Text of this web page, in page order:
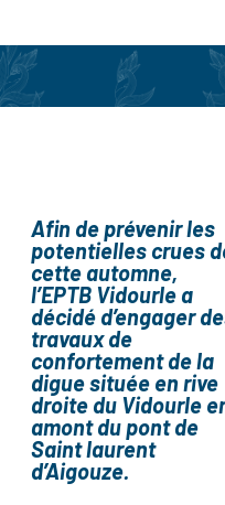
Afin de prévenir les
potentielles crues
cette automne,
l’EPTB Vidourle a
décidé d’engager
travaux de
confortement de la
digue située en rive
droite du Vidourle
amont du pont de
Saint laurent
d’Aigouze.